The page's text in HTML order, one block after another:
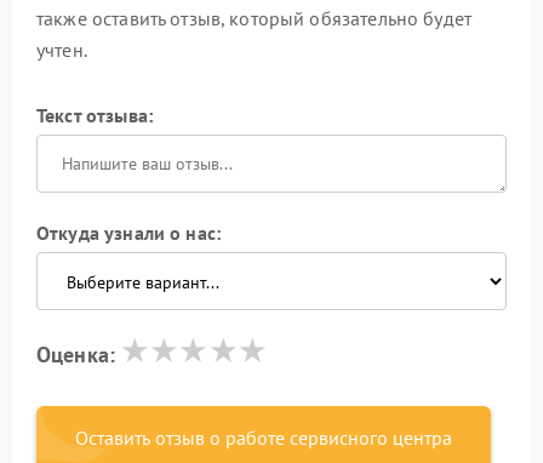
также оставить отзыв, который обязательно будет
учтен.
Текст отзыва:
Откуда узнали о нас:
Оценка:
Оставить отзыв о работе сервисного центра